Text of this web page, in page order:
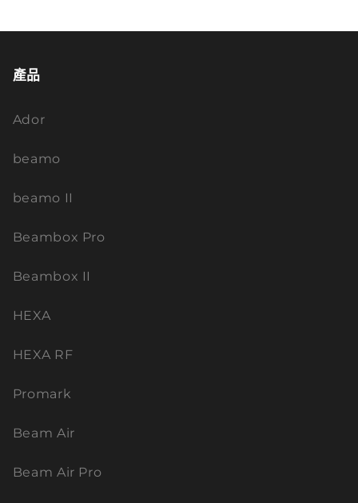
產品
Ador
beamo
beamo II
Beambox Pro
Beambox II
HEXA
HEXA RF
Promark
Beam Air
Beam Air Pro